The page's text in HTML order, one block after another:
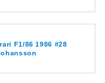
F1/86 1986 #28